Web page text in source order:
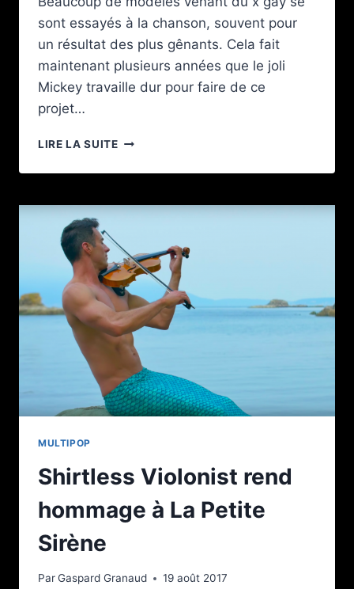
sont essayés à la chanson, souvent pour
un résultat des plus gênants. Cela fait
maintenant plusieurs années que le joli
Mickey travaille dur pour faire de ce
projet…
LIRE LA SUITEMICKEY
ET
VERTIGE
L’AMOUR
DANS
« ALL
DAY »
MULTIPOP
Shirtless Violonist rend
hommage à La Petite
Sirène
ParGaspard Granaud 19 août 2017